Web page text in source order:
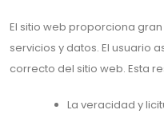
El sitio web proporciona
servicios y datos. El usuario
correcto del sitio web. Esta
La veracidad y